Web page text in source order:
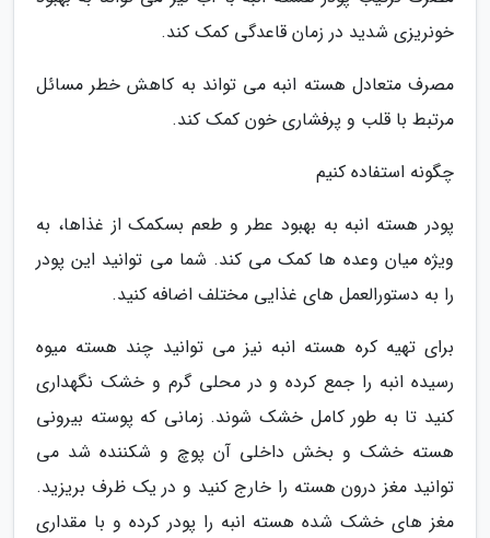
خونریزی شدید در زمان قاعدگی کمک کند.
مصرف متعادل هسته انبه می تواند به کاهش خطر مسائل
مرتبط با قلب و پرفشاری خون کمک کند.
چگونه استفاده کنیم
پودر هسته انبه به بهبود عطر و طعم بسکمک از غذاها، به
ویژه میان وعده ها کمک می کند. شما می توانید این پودر
را به دستورالعمل های غذایی مختلف اضافه کنید.
برای تهیه کره هسته انبه نیز می توانید چند هسته میوه
رسیده انبه را جمع کرده و در محلی گرم و خشک نگهداری
کنید تا به طور کامل خشک شوند. زمانی که پوسته بیرونی
هسته خشک و بخش داخلی آن پوچ و شکننده شد می
توانید مغز درون هسته را خارج کنید و در یک ظرف بریزید.
مغز های خشک شده هسته انبه را پودر کرده و با مقداری